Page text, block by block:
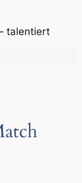
talentiert